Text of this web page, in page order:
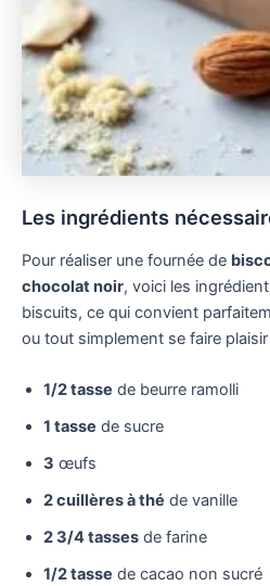
Les ingrédients
Pour réaliser une fournée de
chocolat noir, voici les
biscuits, ce qui convient
ou tout simplement se faire plaisir
1/2 tasse de beurre ramolli
1 tasse de sucre
3 œufs
2 cuillères à thé de vanille
2 3/4 tasses de farine
1/2 tasse de cacao non sucré